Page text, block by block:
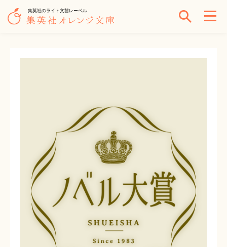
集英社のライト文芸レーベル